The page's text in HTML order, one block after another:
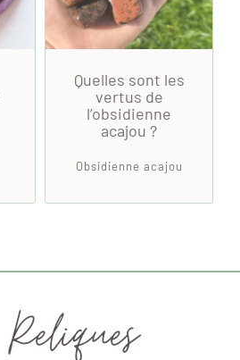
Quelles sont les
vertus de
l’obsidienne
acajou ?
Obsidienne acajou